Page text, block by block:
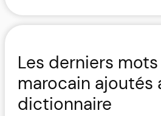
Les derniers mots
marocain ajoutés
dictionnaire